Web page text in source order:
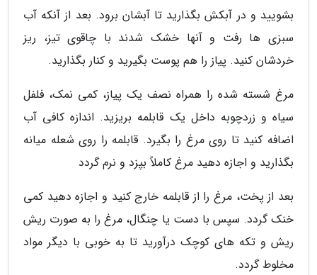
بشویید و در آبکش بگذارید تا آبشان برود. بعد از آنکه آب
سبزی ها رفت و آنها خشک شدند با چاقوی تیز، ریز
خردشان کنید. پیاز را هم پوست بگیرید و کنار بگذارید.
مرغ شسته شده را همراه نصف یک پیاز، کمی نمک، فلفل
سیاه و زردچوبه داخل یک قابلمه بریزید. اندازه کافی آب
اضافه کنید تا روی مرغ را بگیرد. قابلمه را روی شعله میانه
بگذارید و اجازه دهید مرغ کاملاً بپزد و نرم گردد
بعد از پخت، مرغ را از قابلمه خارج کنید و اجازه دهید کمی
خنک گردد. سپس با دست یا چنگال، مرغ را به صورت ریش
ریش و تکه های کوچک درآورید تا به خوبی با دیگر مواد
مخلوط گردد.